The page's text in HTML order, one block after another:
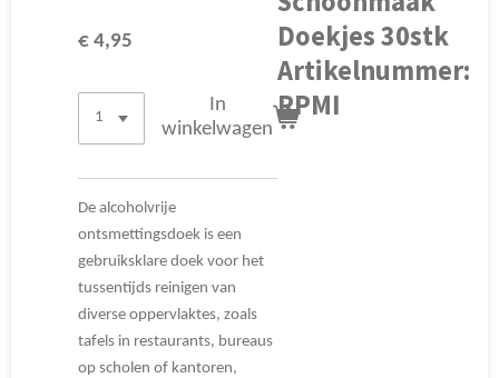
Doekjes 30stk
Artikelnummer:
RPMI
€ 4,95
In
winkelwagen
De alcoholvrije
ontsmettingsdoek is een
gebruiksklare doek voor het
tussentijds reinigen van
diverse oppervlaktes, zoals
tafels in restaurants, bureaus
op scholen of kantoren,